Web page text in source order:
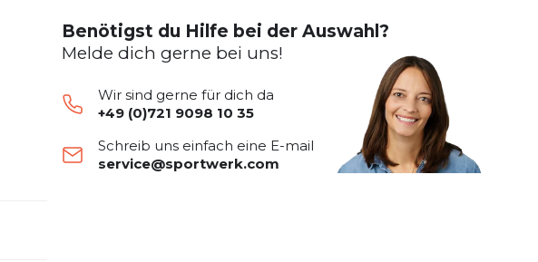
Benötigst du Hilfe bei der Auswahl?
Melde dich gerne bei uns!
Wir sind gerne für dich da
+49 (0)721 9098 10 35
Schreib uns einfach eine E-mail
service@sportwerk.com